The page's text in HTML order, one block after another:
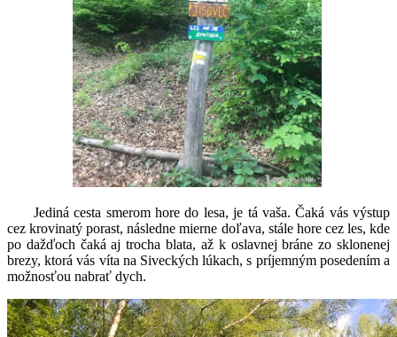
Jediná cesta smerom hore do lesa, je tá vaša. Čaká vás výstup
cez krovinatý porast, následne mierne doľava, stále hore cez les, kde
po dažďoch čaká aj trocha blata, až k oslavnej bráne zo sklonenej
brezy, ktorá vás víta na Siveckých lúkach, s príjemným posedením a
možnosťou nabrať dych.